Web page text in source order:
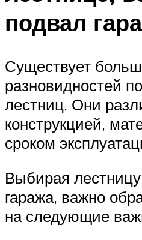
подвал
Существует
разновидностей
лестниц. Они
конструкцией,
сроком
Выбирая
гаража, важно
на следующие